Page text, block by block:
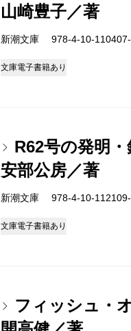
山崎豊子／著
新潮文庫 978-4-10-
文庫電子書籍あり
R62号の発明
安部公房／著
新潮文庫 978-4-10-
文庫電子書籍あり
フィッシュ・